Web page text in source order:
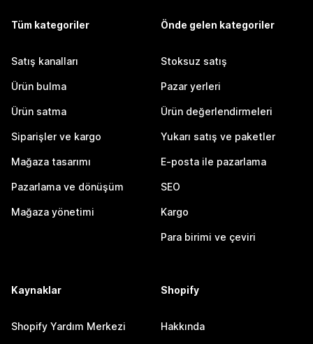
Tüm kategoriler
Satış kanalları
Ürün bulma
Ürün satma
Siparişler ve kargo
Mağaza tasarımı
Pazarlama ve dönüşüm
Mağaza yönetimi
Önde gelen kategoriler
Stoksuz satış
Pazar yerleri
Ürün değerlendirmeleri
Yukarı satış ve paketler
E-posta ile pazarlama
SEO
Kargo
Para birimi ve çeviri
Kaynaklar
Shopify Yardım Merkezi
Shopify
Hakkında